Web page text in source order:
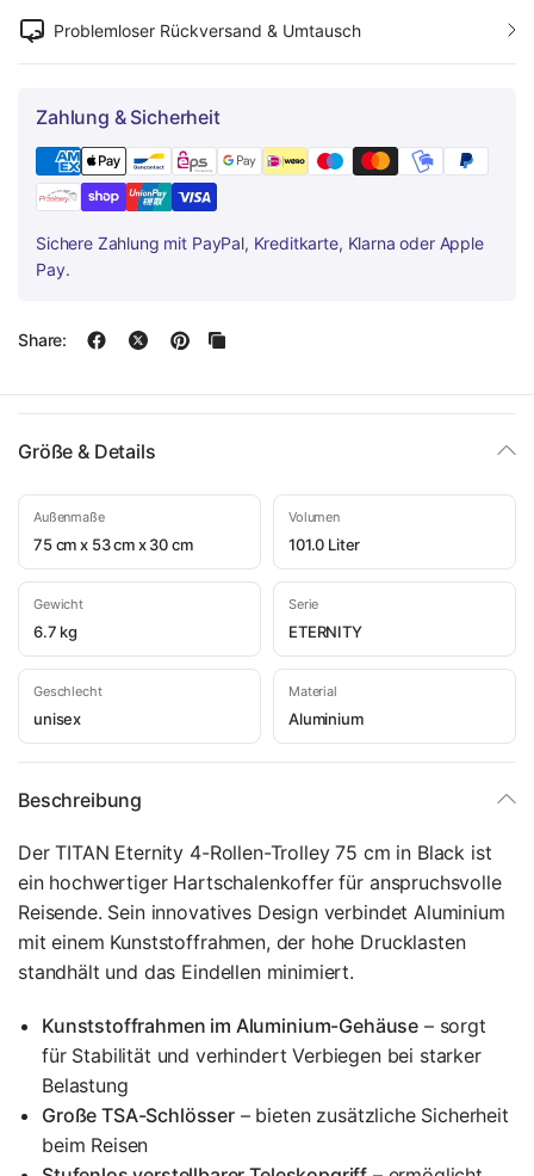
Problemloser Rückversand & Umtausch
Zahlung & Sicherheit
Sichere Zahlung mit PayPal, Kreditkarte, Klarna oder Apple
Pay.
Share:
Größe & Details
Außenmaße
75 cm x 53 cm x 30 cm
Volumen
101.0 Liter
Gewicht
6.7 kg
Serie
ETERNITY
Geschlecht
unisex
Material
Aluminium
Beschreibung
Der TITAN Eternity 4-Rollen-Trolley 75 cm in Black ist
ein hochwertiger Hartschalenkoffer für anspruchsvolle
Reisende. Sein innovatives Design verbindet Aluminium
mit einem Kunststoffrahmen, der hohe Drucklasten
standhält und das Eindellen minimiert.
Kunststoffrahmen im Aluminium-Gehäuse – sorgt
für Stabilität und verhindert Verbiegen bei starker
Belastung
Große TSA-Schlösser– bieten zusätzliche Sicherheit
beim Reisen